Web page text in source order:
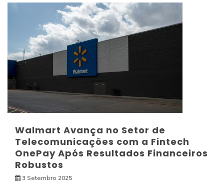
Walmart Avança no Setor de
Telecomunicações com a Fintech
OnePay Após Resultados Financeiros
Robustos
3 Setembro 2025